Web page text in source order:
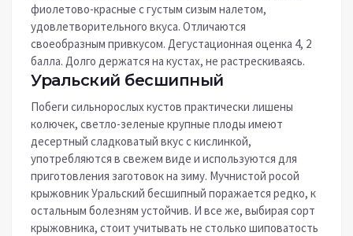
фиолетово-красные с густым сизым налетом,
удовлетворительного вкуса. Отличаются
своеобразным привкусом. Дегустационная оценка 4, 2
балла. Долго держатся на кустах, не растрескиваясь.
Уральский бесшипный
Побеги сильнорослых кустов практически лишены
колючек, светло-зеленые крупные плоды имеют
десертный сладковатый вкус с кислинкой,
употребляются в свежем виде и используются для
приготовления заготовок на зиму. Мучнистой росой
крыжовник Уральский бесшипный поражается редко, к
остальным болезням устойчив. И все же, выбирая сорт
крыжовника, стоит учитывать не столько шиповатость